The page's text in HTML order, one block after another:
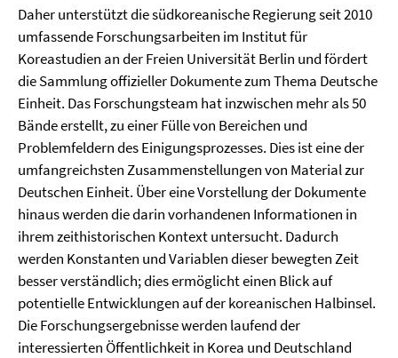
Daher unterstützt die südkoreanische Regierung seit 2010
umfassende Forschungsarbeiten im Institut für
Koreastudien an der Freien Universität Berlin und fördert
die Sammlung offizieller Dokumente zum Thema Deutsche
Einheit. Das Forschungsteam hat inzwischen mehr als 50
Bände erstellt, zu einer Fülle von Bereichen und
Problemfeldern des Einigungsprozesses. Dies ist eine der
umfangreichsten Zusammenstellungen von Material zur
Deutschen Einheit. Über eine Vorstellung der Dokumente
hinaus werden die darin vorhandenen Informationen in
ihrem zeithistorischen Kontext untersucht. Dadurch
werden Konstanten und Variablen dieser bewegten Zeit
besser verständlich; dies ermöglicht einen Blick auf
potentielle Entwicklungen auf der koreanischen Halbinsel.
Die Forschungsergebnisse werden laufend der
interessierten Öffentlichkeit in Korea und Deutschland